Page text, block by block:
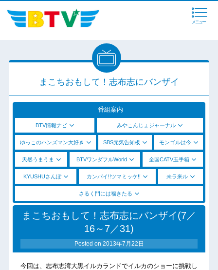
メニュー
まこちおもして！志布志にバンザイ
番組案内
BTV情報ナビ みやこんじょジャーナル
ゆっこのハンズマン大好き SBS元気告知板 モンゴルは今
天然うまうま BTVワンダフルWorld 全国CATV玉手箱
KYUSHUさんぽ カンパイ!!ツマミッケ!! 未ラ来ル
さるく門には福きたる
まこちおもして！志布志にバンザイ(7／
16～7／31)
Posted on 2013年7月22日
今回は、志布志湾大黒イルカランドでイルカのショーに挑戦し